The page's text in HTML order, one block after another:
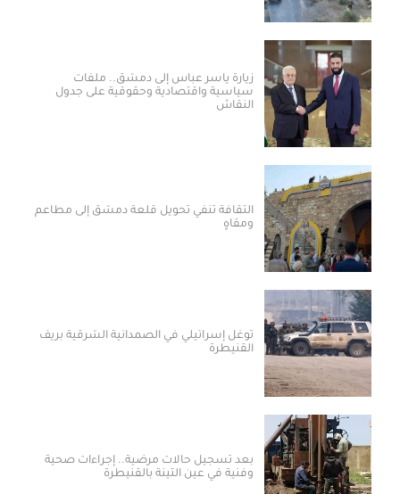
زيارة ياسر عباس إلى دمشق.. ملفات
سياسية واقتصادية وحقوقية على جدول
النقاش
الثقافة تنفي تحويل قلعة دمشق إلى مطاعم
ومقاهٍ
توغل إسرائيلي في الصمدانية الشرقية بريف
القنيطرة
بعد تسجيل حالات مرضية.. إجراءات صحية
وفنية في عين التينة بالقنيطرة